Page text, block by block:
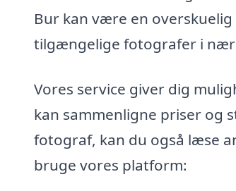
Bur kan være en
tilgængelige fotografer i
Vores service giver dig
kan sammenligne priser og
fotograf, kan du også læse
bruge vores platform: